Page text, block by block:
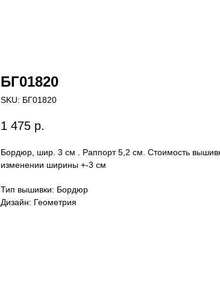
БГ01820
SKU: БГ01820
1 475 р.
Бордюр, шир. 3 см . Раппорт 5,2 см. Стоимость
изменении ширины +-3 см
Тип вышивки: Бордюр
Дизайн: Геометрия